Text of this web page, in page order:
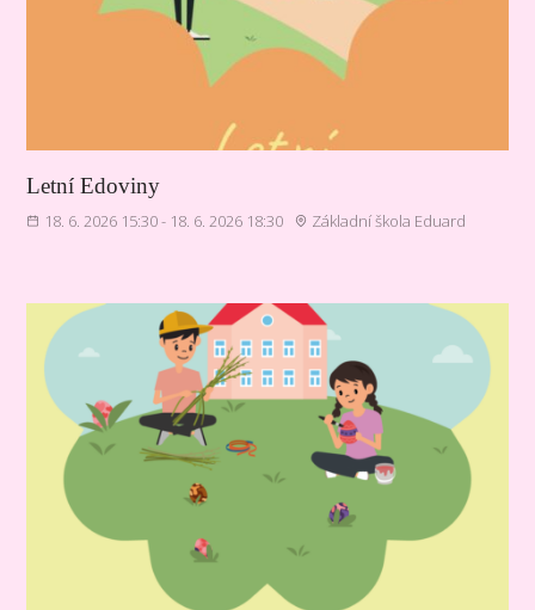
Letní Edoviny
18. 6. 2026 15:30 - 18. 6. 2026 18:30 Základní škola Eduard